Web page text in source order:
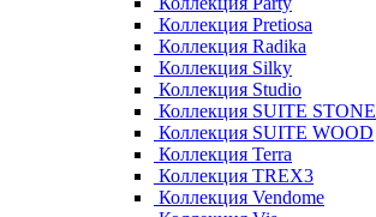
Коллекция Pretiosa
Коллекция Radika
Коллекция Silky
Коллекция Studio
Коллекция SUITE STONE
Коллекция SUITE WOOD
Коллекция Terra
Коллекция TREX3
Коллекция Vendome